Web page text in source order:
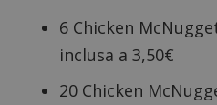
6 Chicken
inclusa a 3,50€
20 Chicken